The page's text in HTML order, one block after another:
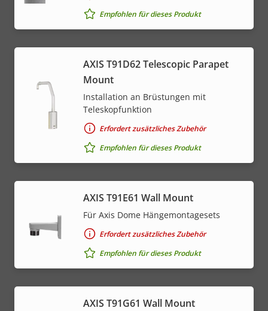
Empfohlen für dieses Produkt
AXIS T91D62 Telescopic Parapet
Mount
Installation an Brüstungen mit
Teleskopfunktion
Erfordert zusätzliches Zubehör
Empfohlen für dieses Produkt
AXIS T91E61 Wall Mount
Für Axis Dome Hängemontagesets
Erfordert zusätzliches Zubehör
Empfohlen für dieses Produkt
AXIS T91G61 Wall Mount